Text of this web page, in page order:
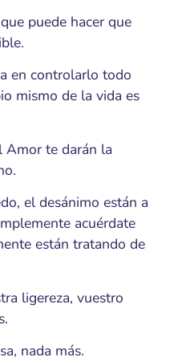
puede hacer que
en controlarlo todo
mismo de la vida es
Amor te darán la
el desánimo están a
acuérdate
están tratando de
ligereza, vuestro
nada más.